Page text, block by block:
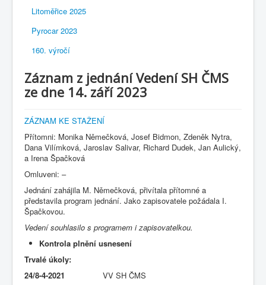
Litoměřice 2025
Pyrocar 2023
160. výročí
Záznam z jednání Vedení SH ČMS
ze dne 14. září 2023
ZÁZNAM KE STAŽENÍ
Přítomni: Monika Němečková, Josef Bidmon, Zdeněk Nytra,
Dana Vilímková, Jaroslav Salivar, Richard Dudek, Jan Aulický,
a Irena Špačková
Omluveni: –
Jednání zahájila M. Němečková, přivítala přítomné a
představila program jednání. Jako zapisovatele požádala I.
Špačkovou.
Vedení souhlasilo s programem i zapisovatelkou.
Kontrola plnění usnesení
Trvalé úkoly:
24/8-4-2021 VV SH ČMS